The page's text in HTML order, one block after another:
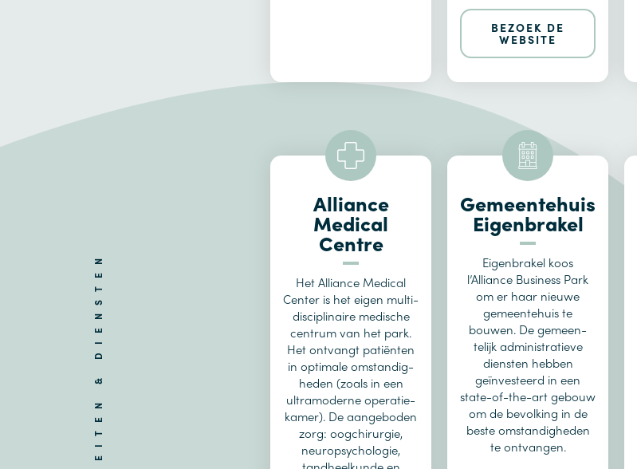
FACILITEITEN & DIENSTEN
BEZOEK DE
WEBSITE
Alliance
Medical
Centre
Het Alliance Medical
Center is het eigen multi-
disciplinaire medische
centrum van het park.
Het ontvangt patiënten
in optimale omstandig-
heden (zoals in een
ultramoderne operatie-
kamer). De aangeboden
zorg: oogchirurgie,
neuropsychologie,
Gemeentehuis
Eigenbrakel
Eigenbrakel koos
l’Alliance Business Park
om er haar nieuwe
gemeentehuis te
bouwen. De gemeen-
telijk administratieve
diensten hebben
geïnvesteerd in een
state-of-the-art gebouw
om de bevolking in de
beste omstandigheden
te ontvangen.